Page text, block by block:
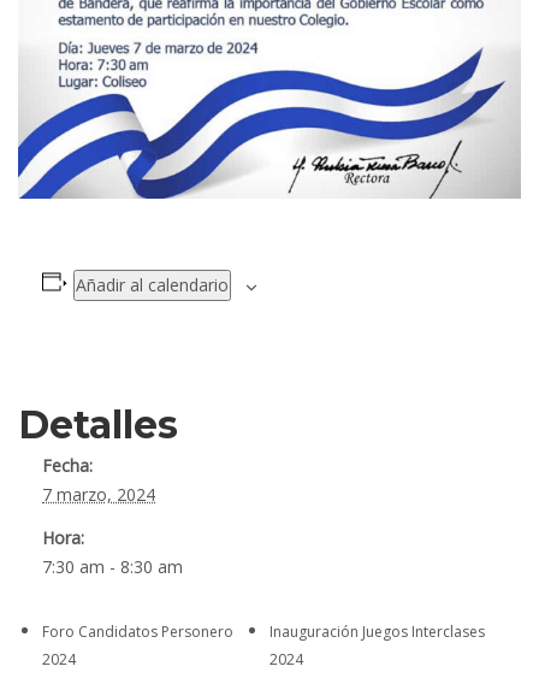
Añadir al calendario
Detalles
Fecha:
7 marzo, 2024
Hora:
7:30 am - 8:30 am
Foro Candidatos Personero
2024
Inauguración Juegos Interclases
2024